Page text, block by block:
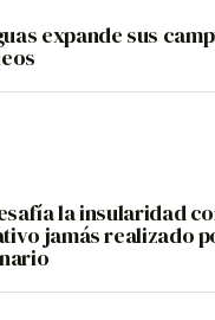
expande sus
la insularidad
jamás realizado